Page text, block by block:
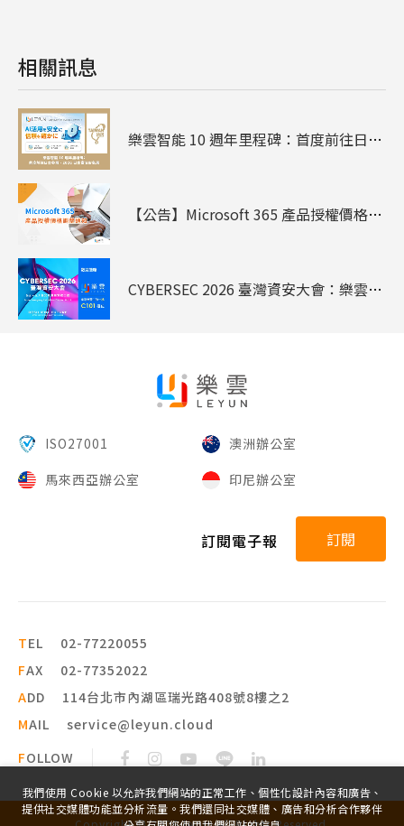
相關訊息
樂雲智能 10 週年里程碑：首度前往日本參展 - 2026 日本臺灣形象展
【公告】Microsoft 365 產品授權價格調整通知
CYBERSEC 2026 臺灣資安大會：樂雲資安短講、3分鐘資安風險快篩
ISO27001
澳洲辦公室
馬來西亞辦公室
印尼辦公室
訂閱電子報 訂閱
TEL
02-77220055
FAX
02-77352022
ADD
114台北市內湖區瑞光路408號8樓之2
MAIL
service@leyun.cloud
FOLLOW
我們使用 Cookie 以允許我們網站的正常工作、個性化設計內容和廣告、
提供社交媒體功能並分析流量。我們還同社交媒體、廣告和分析合作夥伴